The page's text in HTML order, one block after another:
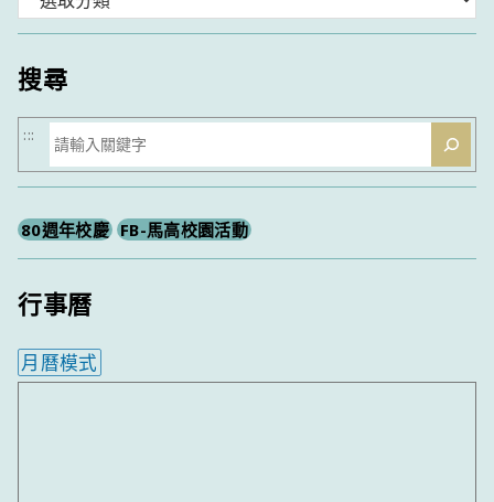
類
搜尋
搜
尋
:::
80週年校慶 FB-馬高校園活動
行事曆
月曆模式